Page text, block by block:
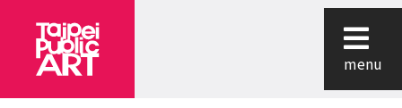
menu